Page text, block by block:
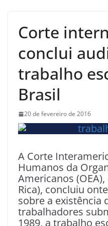
Corte
conclui
trabalho
Brasil
20 de fevereiro de 2016
A Corte
Humanos da
Americanos (OEA),
Rica), concluiu
sobre a existência
trabalhadores
1989, a trabalho